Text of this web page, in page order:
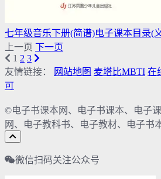
七年级音乐下册(简谱)电子课本目录(
上一页 下一页
1 2 3
友情链接：
网站地图 麦塔比MBTI 在
可
©电子书课本网、电子书课本、电子
网、电子教科书、电子教材、电子书
微信扫码关注公众号